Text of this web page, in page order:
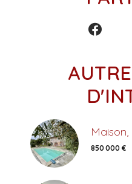
Maison,
850 000 €